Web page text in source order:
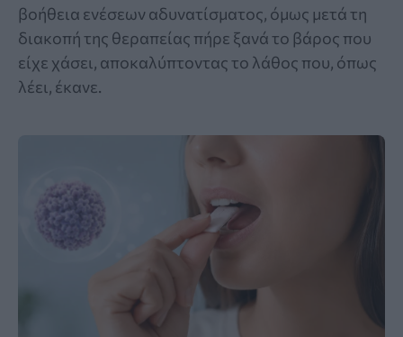
βοήθεια ενέσεων αδυνατίσματος, όμως μετά τη
διακοπή της θεραπείας πήρε ξανά το βάρος που
είχε χάσει, αποκαλύπτοντας το λάθος που, όπως
λέει, έκανε.